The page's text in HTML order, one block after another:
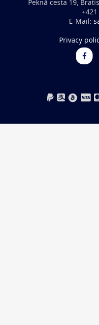
Pekná cesta 19,
E-Mail:
Privacy